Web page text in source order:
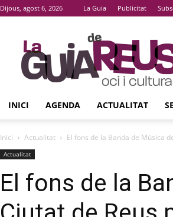
Dijous, agost 6, 2026 La Guia Publicitat
La
Guia
De
Reus
INICI AGENDA ACTUALITAT
Inici Actualitat El fons de la Banda de Música
Actualitat
El fons de la